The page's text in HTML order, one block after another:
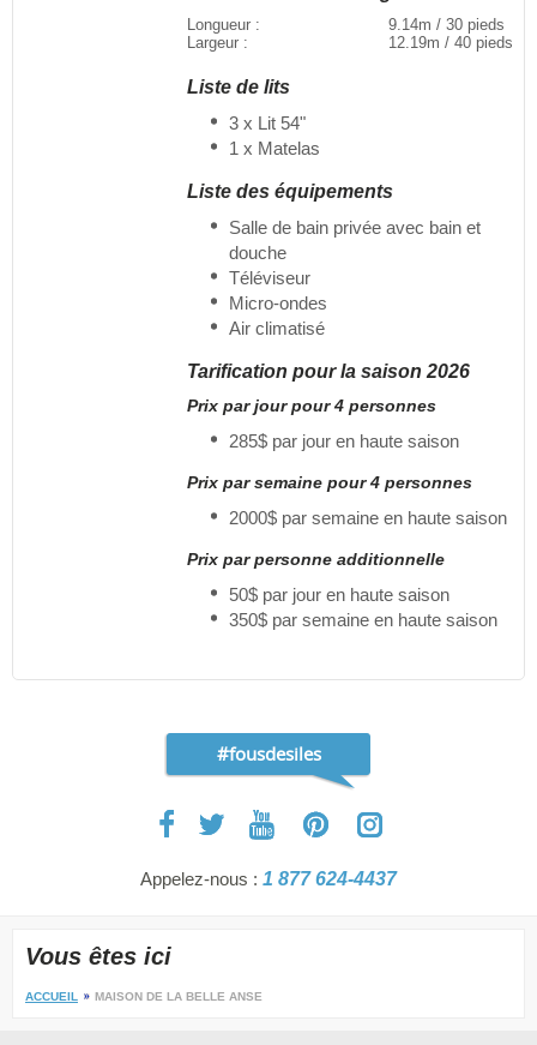
Longueur :
9.14m / 30 pieds
Largeur :
12.19m / 40 pieds
Liste de lits
3 x Lit 54"
1 x Matelas
Liste des équipements
Salle de bain privée avec bain et
douche
Téléviseur
Micro-ondes
Air climatisé
Tarification pour la saison 2026
Prix par jour pour 4 personnes
285$ par jour en haute saison
Prix par semaine pour 4 personnes
2000$ par semaine en haute saison
Prix par personne additionnelle
50$ par jour en haute saison
350$ par semaine en haute saison
#fousdesiles
Appelez-nous : 1 877 624-4437
Vous êtes ici
ACCUEIL MAISON DE LA BELLE ANSE